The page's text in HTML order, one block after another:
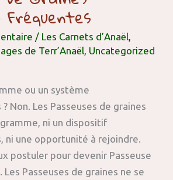
/ Les Carnets d’Anaël,
de Terr’Anaël, Uncategorized
ou un système
? Non. Les Passeuses de graines
ni un dispositif
ni une opportunité à rejoindre.
postuler pour devenir Passeuse
Les Passeuses de graines ne se